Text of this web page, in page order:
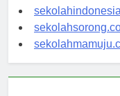
sekolahsalor.com